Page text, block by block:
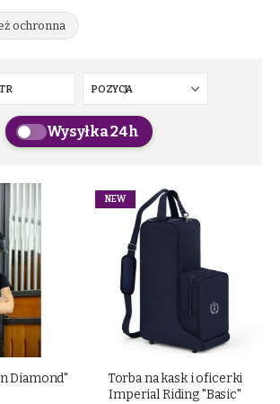
ochronna
Wysyłka 24h
Diamond"
NEW
Torba na kask i oficerki
Imperial Riding "Basic"